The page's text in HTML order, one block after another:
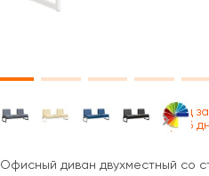
Под
раб
Офисный диван двухместный со